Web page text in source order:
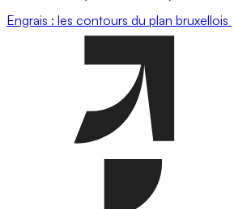
Engrais : les contours du plan bruxellois